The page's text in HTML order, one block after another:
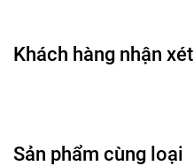
Khách hàng nhận xét
Sản phẩm cùng loại